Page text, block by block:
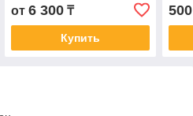
от 6 300₸
Купить
500